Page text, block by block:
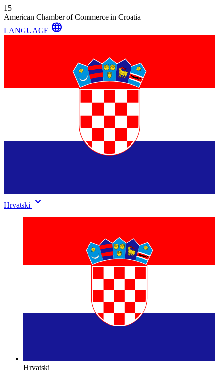
15
American Chamber of Commerce in Croatia
LANGUAGE language
Hrvatski keyboard_arrow_down
Hrvatski